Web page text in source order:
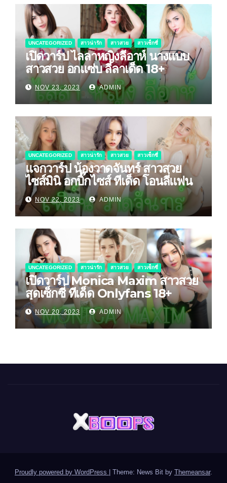
UNCATEGORIZED สาวน่ารัก สาวสวย สาวเซ็กซี่
เปิดวาร์ป ไลลาหญิงลีอาห์ นางแบบ
สาวสวย อกแซ่บ ลีลาเด็ด 18+
NOV 23, 2023 ADMIN
UNCATEGORIZED สาวน่ารัก สาวสวย สาวเซ็กซี่
แจกวาร์ป น้องวาดจันทร์ สาวสวย
ไซส์มินิ อกบิ๊กไซส์ ทีเด็ด โอนลี่แฟน
NOV 22, 2023 ADMIN
UNCATEGORIZED สาวน่ารัก สาวสวย สาวเซ็กซี่
เปิดวาร์ป Monica Maxim สาวสวย
สุดเซ็กซี่ ทีเด็ด Onlyfans 18+
NOV 20, 2023 ADMIN
Proudly powered by WordPress Theme: News Bit by Themeansar.